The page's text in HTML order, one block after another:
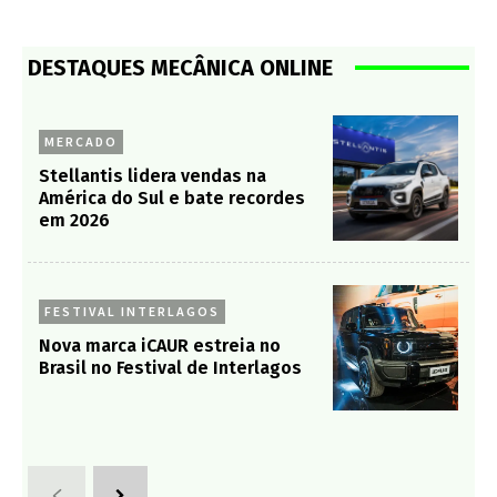
DESTAQUES MECÂNICA ONLINE
MERCADO
Stellantis lidera vendas na
América do Sul e bate recordes
em 2026
FESTIVAL INTERLAGOS
Nova marca iCAUR estreia no
Brasil no Festival de Interlagos